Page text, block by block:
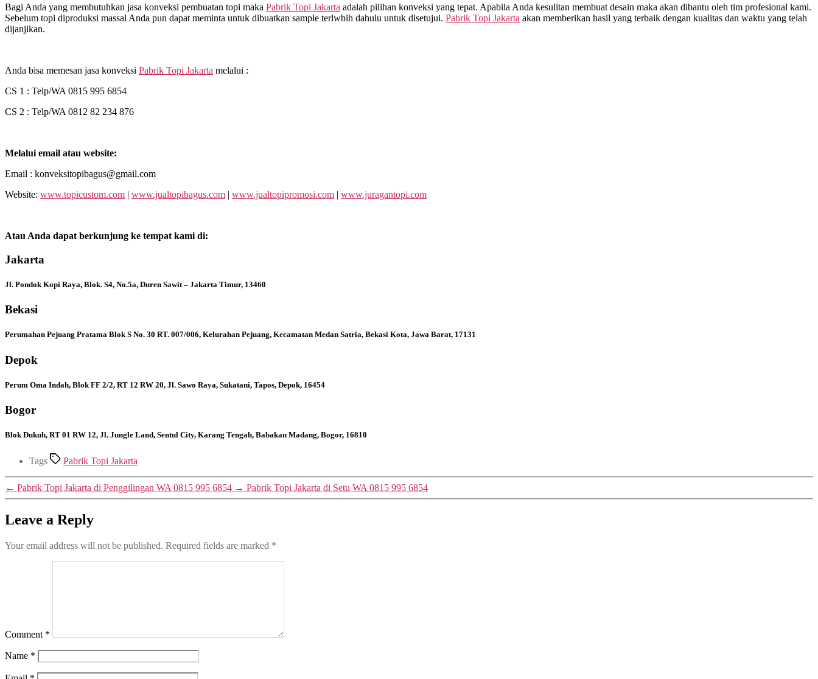
Bagi Anda yang membutuhkan jasa konveksi pembuatan topi maka Pabrik Topi Jakarta adalah pilihan konveksi yang tepat. Apabila Anda kesulitan membuat desain maka akan dibantu oleh tim profesional kami.
Sebelum topi diproduksi massal Anda pun dapat meminta untuk dibuatkan sample terlwbih dahulu untuk disetujui. Pabrik Topi Jakarta akan memberikan hasil yang terbaik dengan kualitas dan waktu yang telah
dijanjikan.
Anda bisa memesan jasa konveksi Pabrik Topi Jakarta melalui :
CS 1 : Telp/WA 0815 995 6854
CS 2 : Telp/WA 0812 82 234 876
Melalui email atau website:
Email : konveksitopibagus@gmail.com
Website: www.topicustom.com | www.jualtopibagus.com | www.jualtopipromosi.com | www.juragantopi.com
Atau Anda dapat berkunjung ke tempat kami di:
Jakarta
Jl. Pondok Kopi Raya, Blok. S4, No.5a, Duren Sawit – Jakarta Timur, 13460
Bekasi
Perumahan Pejuang Pratama Blok S No. 30 RT. 007/006, Kelurahan Pejuang, Kecamatan Medan Satria, Bekasi Kota, Jawa Barat, 17131
Depok
Perum Oma Indah, Blok FF 2/2, RT 12 RW 20, Jl. Sawo Raya, Sukatani, Tapos, Depok, 16454
Bogor
Blok Dukuh, RT 01 RW 12, Jl. Jungle Land, Sentul City, Karang Tengah, Babakan Madang, Bogor, 16810
Tags Pabrik Topi Jakarta
← Pabrik Topi Jakarta di Penggilingan WA 0815 995 6854 → Pabrik Topi Jakarta di Setu WA 0815 995 6854
Leave a Reply
Your email address will not be published. Required fields are marked *
Comment *
Name *